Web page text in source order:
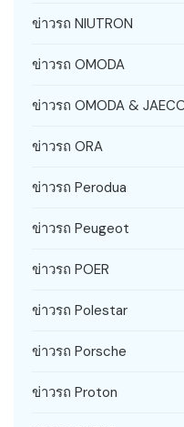
ข่าวรถ NIUTRON
ข่าวรถ OMODA
ข่าวรถ OMODA &
ข่าวรถ ORA
ข่าวรถ Perodua
ข่าวรถ Peugeot
ข่าวรถ POER
ข่าวรถ Polestar
ข่าวรถ Porsche
ข่าวรถ Proton